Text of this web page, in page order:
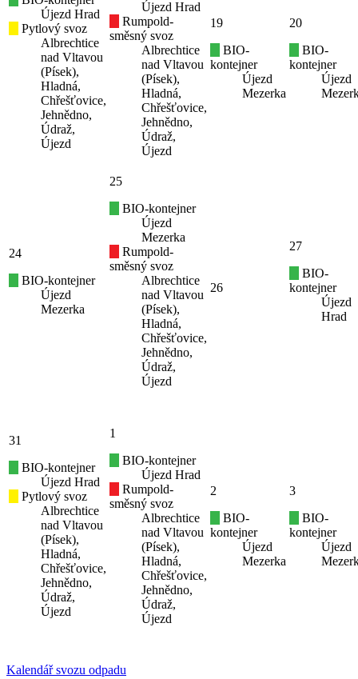
Újezd Hrad
Pytlový svoz
Albrechtice
nad Vltavou
(Písek),
Hladná,
Chřešťovice,
Jehnědno,
Údraž,
Újezd
Újezd Hrad
Rumpold-
směsný svoz
Albrechtice
nad Vltavou
(Písek),
Hladná,
Chřešťovice,
Jehnědno,
Údraž,
Újezd
19
BIO-
kontejner
Újezd
Mezerka
20
BIO-
kontejner
Újezd
24
BIO-kontejner
Újezd
Mezerka
25
BIO-kontejner
Újezd
Mezerka
Rumpold-
směsný svoz
Albrechtice
nad Vltavou
(Písek),
Hladná,
Chřešťovice,
Jehnědno,
Údraž,
Újezd
26
27
BIO-
kontejner
Újezd
Hrad
31
BIO-kontejner
Újezd Hrad
Pytlový svoz
Albrechtice
nad Vltavou
(Písek),
Hladná,
Chřešťovice,
Jehnědno,
Údraž,
Újezd
1
BIO-kontejner
Újezd Hrad
Rumpold-
směsný svoz
Albrechtice
nad Vltavou
(Písek),
Hladná,
Chřešťovice,
Jehnědno,
Údraž,
Újezd
2
BIO-
kontejner
Újezd
Mezerka
3
BIO-
kontejner
Újezd
Kalendář svozu odpadu